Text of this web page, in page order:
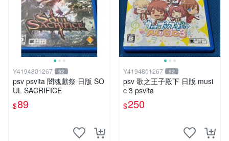
Y4194801267 92
psv psvita 闇魂獻祭 日版 SO
UL SACRIFICE
$89
Y4194801267 92
psv 歌之王子殿下 日版 musi
c 3 psvita
$250